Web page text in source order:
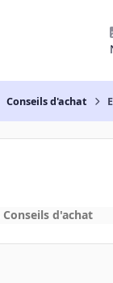
Conseils d'achat
Conseils d'achat